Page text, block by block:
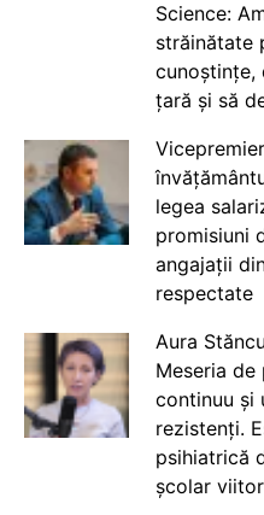
Science:
străinătate
cunoștințe,
țară și să
legea
promisiuni
angajații
respectate
Aura
Meseria
continuu și
rezistenți.
psihiatrică
școlar